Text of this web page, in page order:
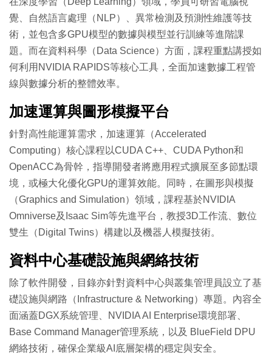
覺、自然語言處理（NLP）、異常檢測及預測性維護等技
術，並包含多GPU模型的數據與模型並行訓練等進階課
題。而在資料科學（Data Science）方面，課程重點講授如
何利用NVIDIA RAPIDS等核心工具，全面加速數據工程管
線與數據分析的整體效率。
加速運算與圖形模擬平台
針對高性能運算需求，加速運算（Accelerated
Computing）核心課程以CUDA C++、CUDA Python和
OpenACC為骨幹，指導開發者將應用程式擴展至多節點環
境，或極大化優化GPU的運算效能。同時，在圖形與模擬
（Graphics and Simulation）領域，課程基於NVIDIA
Omniverse及Isaac Sim等先進平台，教授3D工作流、數位
雙生（Digital Twins）構建以及機器人模擬技術。
資料中心基礎設施與網絡技術
除了軟件開發，目錄亦針對資料中心與叢集管理員設立了基
礎設施與網路（Infrastructure & Networking）專題。內容全
面涵蓋DGX系統管理、NVIDIA AI Enterprise環境部署、
Base Command Manager管理系統，以及 BlueField DPU
網絡技術，確保企業級AI底層架構的穩定與安全。